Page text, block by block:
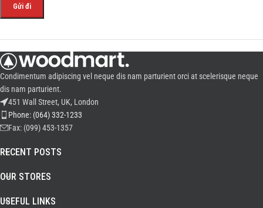
Condimentum adipiscing vel neque dis nam parturient orci at scelerisque neque
dis nam parturient.
451 Wall Street, UK, London
Phone: (064) 332-1233
Fax: (099) 453-1357
RECENT POSTS
OUR STORES
USEFUL LINKS